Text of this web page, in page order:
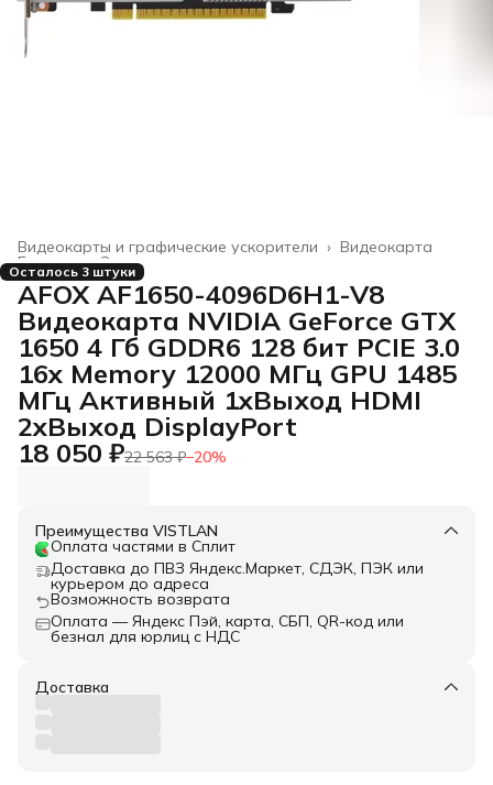
Видеокарта
Видеокарты и графические ускорители ›
Электроника
Главная ›
Осталось 3 штуки
AFOX AF1650-4096D6H1-V8
Видеокарта NVIDIA GeForce GTX
1650 4 Гб GDDR6 128 бит PCIE 3.0
16x Memory 12000 МГц GPU 1485
МГц Активный 1xВыход HDMI
2xВыход DisplayPort
18 050 ₽22 563 ₽−20%
Преимущества VISTLAN
Оплата частями в Сплит
Доставка до ПВЗ Яндекс.Маркет, СДЭК, ПЭК или
курьером до адреса
Возможность возврата
Оплата — Яндекс Пэй, карта, СБП, QR-код или
безнал для юрлиц с НДС
Доставка